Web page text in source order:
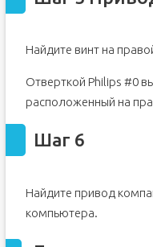
Найдите винт на
Отверткой Philips #0
расположенный на
Шаг 6
Найдите привод
компьютера.